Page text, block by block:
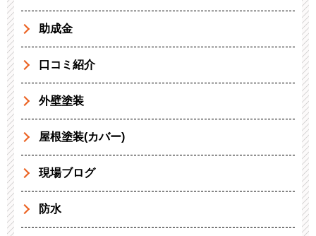
助成金
口コミ紹介
外壁塗装
屋根塗装(カバー)
現場ブログ
防水